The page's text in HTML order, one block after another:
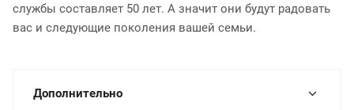
службы составляет 50 лет. А значит они будут радовать
вас и следующие поколения вашей семьи.
Дополнительно